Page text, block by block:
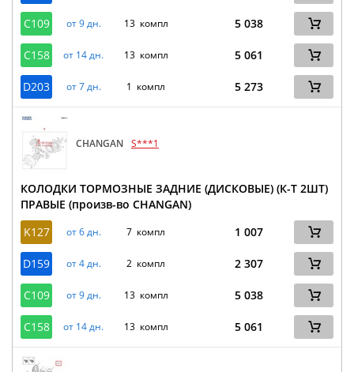
C109 от 9 дн. 13 компл 5 038
C158 от 14 дн. 13 компл 5 061
D203 от 7 дн. 1 компл 5 273
CHANGAN S***1
КОЛОДКИ ТОРМОЗНЫЕ ЗАДНИЕ (ДИСКОВЫЕ) (К-Т 2ШТ)
ПРАВЫЕ (произв-во CHANGAN)
K127
от 6 дн. 7 компл 1 007
D159 от 4 дн. 2 компл 2 307
C109 от 9 дн. 13 компл 5 038
C158 от 14 дн. 13 компл 5 061